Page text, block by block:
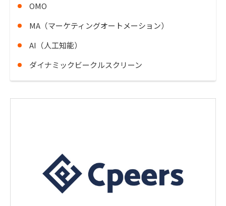
OMO
MA（マーケティングオートメーション）
AI（人工知能）
ダイナミックビークルスクリーン